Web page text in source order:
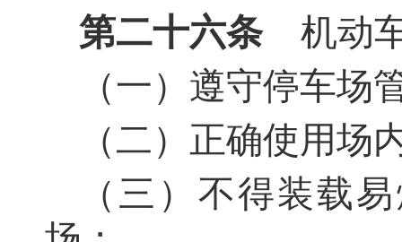
第二十六条机动车
（一）遵守停车场
（二）正确使用场
（三）不得装载